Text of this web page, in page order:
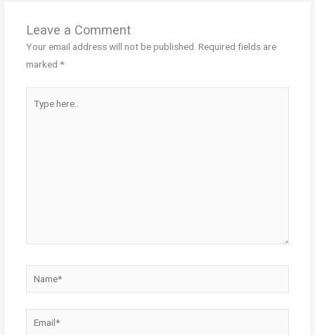
Leave a Comment
Your email address will not be published. Required fields are
marked *
here..
Email*